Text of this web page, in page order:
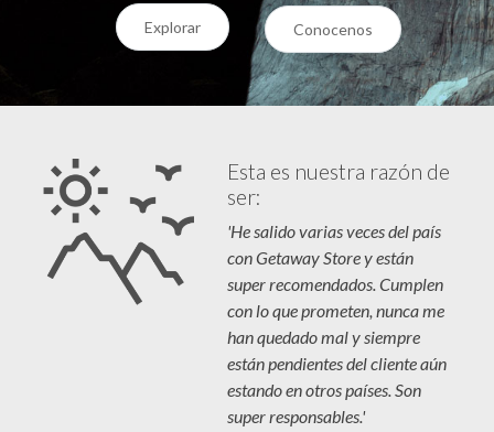
Explorar Conocenos
Esta es nuestra razón de
ser:
'He salido varias veces del país
con Getaway Store y están
super recomendados. Cumplen
con lo que prometen, nunca me
han quedado mal y siempre
están pendientes del cliente aún
estando en otros países. Son
super responsables.'